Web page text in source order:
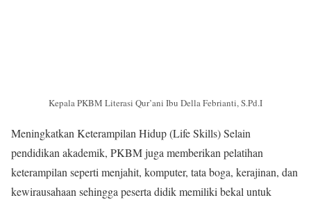
Kepala PKBM Literasi Qur’ani Ibu Della Febrianti, S.Pd.I
Meningkatkan Keterampilan Hidup (Life Skills) Selain
pendidikan akademik, PKBM juga memberikan pelatihan
keterampilan seperti menjahit, komputer, tata boga, kerajinan, dan
kewirausahaan sehingga peserta didik memiliki bekal untuk